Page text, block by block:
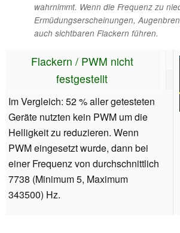
wahrnimmt. Wenn die Frequenz zu
Ermüdungserscheinungen,
auch sichtbaren Flackern führen.
Flackern / PWM nicht
festgestellt
Im Vergleich: 52 % aller getesteten
Geräte nutzten kein PWM um die
Helligkeit zu reduzieren. Wenn
PWM eingesetzt wurde, dann bei
einer Frequenz von durchschnittlich
7738 (Minimum 5, Maximum
343500) Hz.